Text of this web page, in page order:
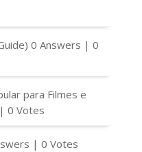
0 Answers | 0
para Filmes e
| 0 Votes
| 0 Votes